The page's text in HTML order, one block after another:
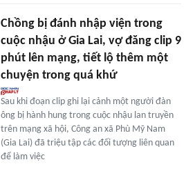
Chồng bị đánh nhập viện trong
cuộc nhậu ở Gia Lai, vợ đăng clip 9
phút lên mạng, tiết lộ thêm một
chuyện trong quá khứ
Sau khi đoạn clip ghi lại cảnh một người đàn
ông bị hành hung trong cuộc nhậu lan truyền
trên mạng xã hội, Công an xã Phù Mỹ Nam
(Gia Lai) đã triệu tập các đối tượng liên quan
để làm việc